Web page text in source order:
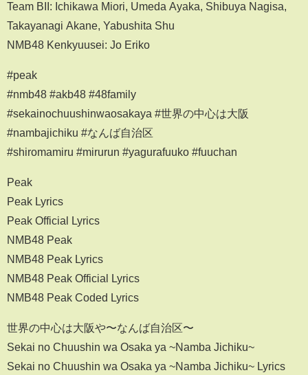
Team BII: Ichikawa Miori, Umeda Ayaka, Shibuya Nagisa,
Takayanagi Akane, Yabushita Shu
NMB48 Kenkyuusei: Jo Eriko
#peak
#nmb48 #akb48 #48family
#sekainochuushinwaosakaya #世界の中心は大阪
#nambajichiku #なんば自治区
#shiromamiru #mirurun #yagurafuuko #fuuchan
Peak
Peak Lyrics
Peak Official Lyrics
NMB48 Peak
NMB48 Peak Lyrics
NMB48 Peak Official Lyrics
NMB48 Peak Coded Lyrics
世界の中心は大阪や〜なんば自治区〜
Sekai no Chuushin wa Osaka ya ~Namba Jichiku~
Sekai no Chuushin wa Osaka ya ~Namba Jichiku~ Lyrics